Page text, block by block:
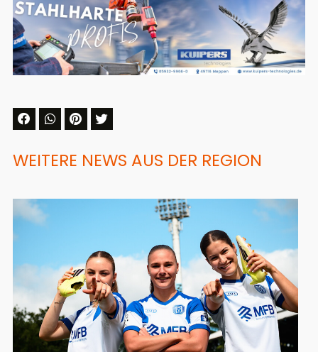
WEITERE NEWS AUS DER REGION